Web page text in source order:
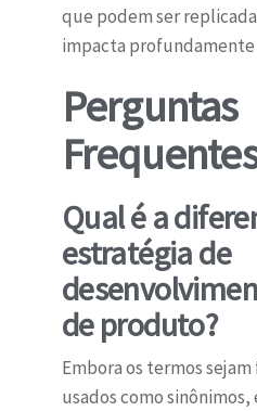
que podem ser
impacta
Perguntas
Qual é a
estratégia de
de produto?
Embora os termos
usados como